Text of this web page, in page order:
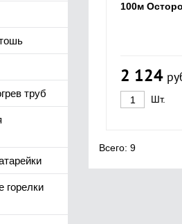
труб
горелки
100м
2 124
Шт.
Всего: 9